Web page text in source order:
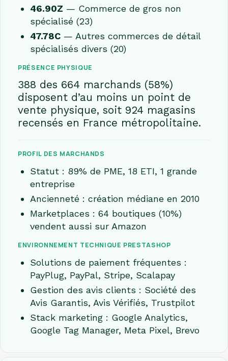
46.90Z — Commerce de gros non
spécialisé (23)
47.78C — Autres commerces de détail
spécialisés divers (20)
PRÉSENCE PHYSIQUE
388 des 664 marchands (58%)
disposent d’au moins un point de
vente physique, soit 924 magasins
recensés en France métropolitaine.
PROFIL DES MARCHANDS
Statut : 89% de PME, 18 ETI, 1 grande
entreprise
Ancienneté : création médiane en 2010
Marketplaces : 64 boutiques (10%)
vendent aussi sur Amazon
ENVIRONNEMENT TECHNIQUE PRESTASHOP
Solutions de paiement fréquentes :
PayPlug, PayPal, Stripe, Scalapay
Gestion des avis clients : Société des
Avis Garantis, Avis Vérifiés, Trustpilot
Stack marketing : Google Analytics,
Google Tag Manager, Meta Pixel, Brevo